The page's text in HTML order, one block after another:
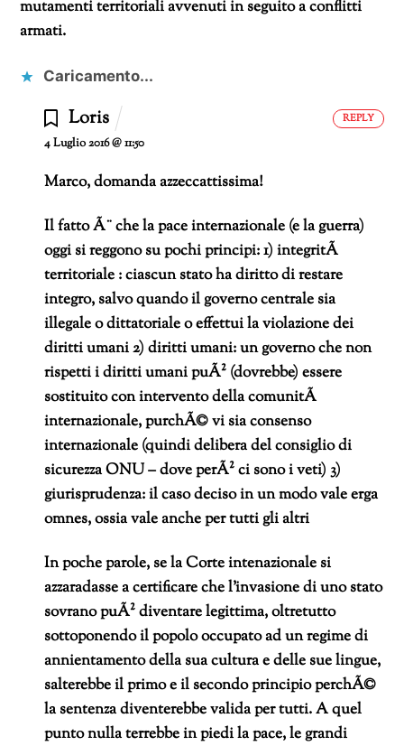
mutamenti territoriali avvenuti in seguito a conflitti
armati.
Caricamento...
Loris
4 Luglio 2016 @ 11:50
Marco,domanda azzeccattissima!
Il fatto Ã¨ che la pace internazionale (e la guerra)
oggi si reggono su pochi principi:1) integritÃ
territoriale : ciascun stato ha diritto di restare
integro, salvo quando il governo centrale sia
illegale o dittatoriale o effettui la violazione dei
diritti umani2) diritti umani: un governo che non
rispetti i diritti umani puÃ² (dovrebbe) essere
sostituito con intervento della comunitÃ
internazionale, purchÃ© vi sia consenso
internazionale (quindi delibera del consiglio di
sicurezza ONU – dove perÃ² ci sono i veti) 3)
giurisprudenza: il caso deciso in un modo vale erga
omnes, ossia vale anche per tutti gli altri
In poche parole, se la Corte intenazionale si
azzaradasse a certificare che l’invasione di uno stato
sovrano puÃ² diventare legittima, oltretutto
sottoponendo il popolo occupato ad un regime di
annientamento della sua cultura e delle sue lingue,
salterebbe il primo e il secondo principio perchÃ©
la sentenza diventerebbe valida per tutti. A quel
punto nulla terrebbe in piedi la pace, le grandi
REPLY